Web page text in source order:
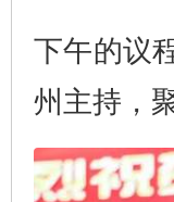
下午的议
州主持，